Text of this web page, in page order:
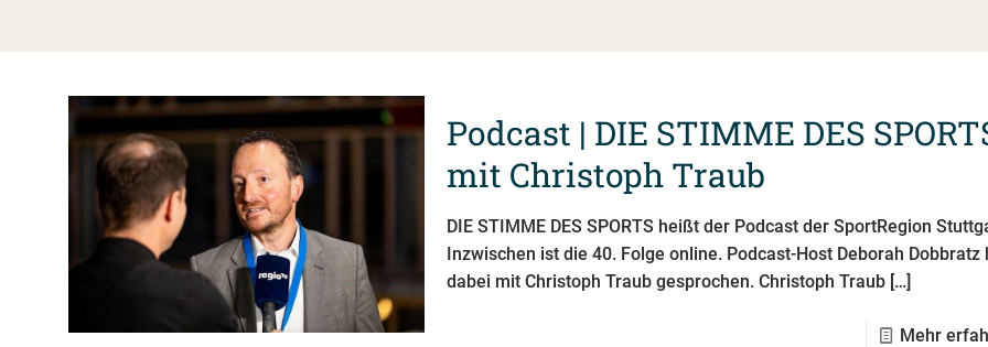
Podcast | DIE STIMME DES
mit Christoph Traub
DIE STIMME DES SPORTS heißt der Podcast der SportRegion
Inzwischen ist die 40. Folge online. Podcast-Host De­bo­rah Dobbratz
dabei mit Christoph Traub gesprochen. Christoph Traub […]
Mehr